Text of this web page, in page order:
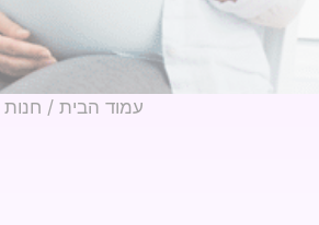
עמוד הבית / חנות